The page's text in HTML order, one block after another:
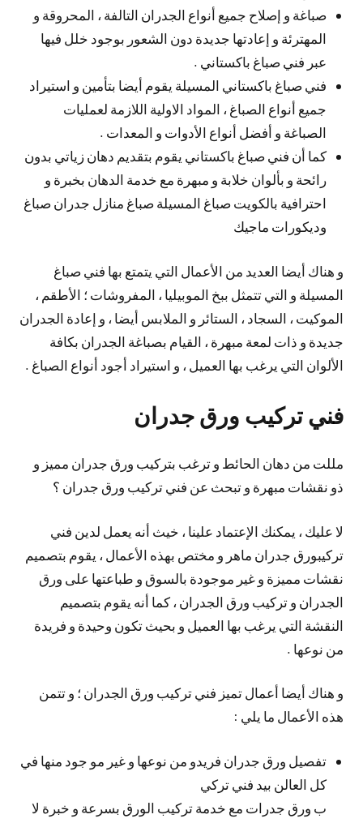
صباغة و إصلاح جميع أنواع الجدران التالفة ، المحروقة و
المهترئة و إعادتها جديدة دون الشعور بوجود خلل فيها
عبر فني صباغ باكستاني .
فني صباغ باكستاني المسيلة يقوم أيضا بتأمين و استيراد
جميع أنواع الصباغ ، المواد الاولية اللازمة لعمليات
الصباغة و أفضل أنواع الأدوات و المعدات .
كما أن فني صباغ باكستاني يقوم بتقديم دهان زياتي بدون
رائحة و بألوان خلابة و مبهرة مع خدمة الدهان بخبرة و
احترافية بالكويت صباغ المسيلة صباغ منازل جدران صباغ
وديكورات ماجيك
و هناك أيضا العديد من الأعمال التي يتمتع بها فني صباغ
المسيلة و التي تتمثل ببخ الموبيليا ، المفروشات ؛ الأطقم ،
الموكيت ، السجاد ، الستائر و الملابس أيضا ، و إعادة الجدران
جديدة و ذات لمعة مبهرة ، القيام بصباغة الجدران بكافة
الألوان التي يرغب بها العميل ، و استيراد أجود أنواع الصباغ .
فني تركيب ورق جدران
مللت من دهان الحائط و ترغب بتركيب ورق جدران مميز و
ذو نقشات مبهرة و تبحث عن فني تركيب ورق جدران ؟
لا عليك ، يمكنك الإعتماد علينا ، خيث أنه يعمل لدين فني
تركيبورق جدران ماهر و مختص بهذه الأعمال ، يقوم بتصميم
نقشات مميزة و غير موجودة بالسوق و طباعتها على ورق
الجدران و تركيب ورق الجدران ، كما أنه يقوم بتصميم
النقشة التي يرغب بها العميل و بحيث تكون وحيدة و فريدة
من نوعها .
و هناك أيضا أعمال تميز فني تركيب ورق الجدران ؛ و تتمن
هذه الأعمال ما يلي :
تفصيل ورق جدران فريدو من نوعها و غير مو جود منها في
كل العالن بيد فني تركي
ب ورق جدرات مع خدمة تركيب الورق بسرعة و خبرة لا